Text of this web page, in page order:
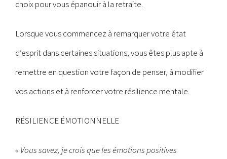
choix pour vous épanouir à la retraite.
Lorsque vous commencez à remarquer votre état
d’esprit dans certaines situations, vous êtes plus apte à
remettre en question votre façon de penser, à modifier
vos actions et à renforcer votre résilience mentale.
RÉSILIENCE ÉMOTIONNELLE
« Vous savez, je crois que les émotions positives